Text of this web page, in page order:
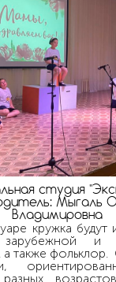
студия
Мыгаль
Владимировна
кружка будут
и
а также фольклор.
разных